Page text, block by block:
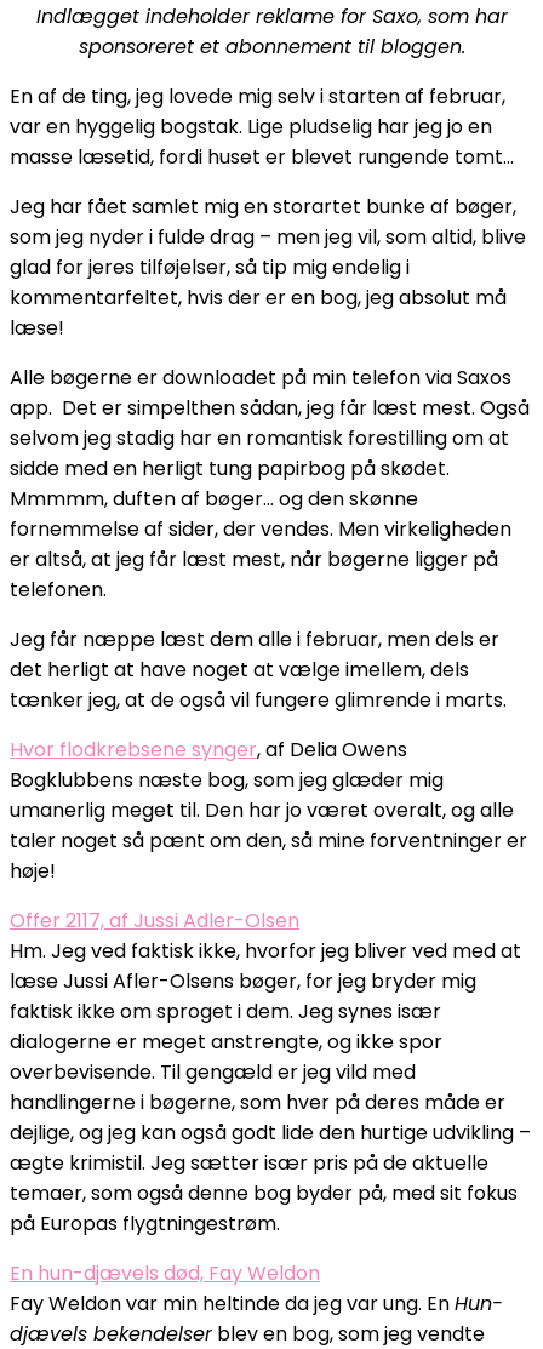
Indlægget indeholder reklame for Saxo, som har
sponsoreret et abonnement til bloggen.
En af de ting, jeg lovede mig selv i starten af februar,
var en hyggelig bogstak. Lige pludselig har jeg jo en
masse læsetid, fordi huset er blevet rungende tomt…
Jeg har fået samlet mig en storartet bunke af bøger,
som jeg nyder i fulde drag – men jeg vil, som altid, blive
glad for jeres tilføjelser, så tip mig endelig i
kommentarfeltet, hvis der er en bog, jeg absolut må
læse!
Alle bøgerne er downloadet på min telefon via Saxos
app. Det er simpelthen sådan, jeg får læst mest. Også
selvom jeg stadig har en romantisk forestilling om at
sidde med en herligt tung papirbog på skødet.
Mmmmm, duften af bøger… og den skønne
fornemmelse af sider, der vendes. Men virkeligheden
er altså, at jeg får læst mest, når bøgerne ligger på
telefonen.
Jeg får næppe læst dem alle i februar, men dels er
det herligt at have noget at vælge imellem, dels
tænker jeg, at de også vil fungere glimrende i marts.
Hvor flodkrebsene synger, af Delia Owens
Bogklubbens næste bog, som jeg glæder mig
umanerlig meget til. Den har jo været overalt, og alle
taler noget så pænt om den, så mine forventninger er
høje!
Offer 2117, af Jussi Adler-Olsen
Hm. Jeg ved faktisk ikke, hvorfor jeg bliver ved med at
læse Jussi Afler-Olsens bøger, for jeg bryder mig
faktisk ikke om sproget i dem. Jeg synes især
dialogerne er meget anstrengte, og ikke spor
overbevisende. Til gengæld er jeg vild med
handlingerne i bøgerne, som hver på deres måde er
dejlige, og jeg kan også godt lide den hurtige udvikling –
ægte krimistil. Jeg sætter især pris på de aktuelle
temaer, som også denne bog byder på, med sit fokus
på Europas flygtningestrøm.
En hun-djævels død, Fay Weldon
Fay Weldon var min heltinde da jeg var ung. EnHun-
djævels bekendelserblev en bog, som jeg vendte